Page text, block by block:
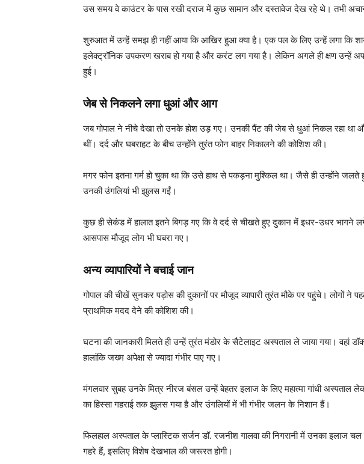
उस समय वे काउंटर के पास रखी दराज में कुछ सामान और दस्तावेज देख रहे थे। तभी
शुरुआत में उन्हें समझ ही नहीं आया कि आखिर हुआ क्या है। एक पल के लिए उन्हें लगा कि
इलेक्ट्रॉनिक उपकरण खराब हो गया है और करंट लग गया है। लेकिन अगले ही क्षण उन्हें
हुई।
जेब से निकलने लगा धुआं और आग
जब गोपाल ने नीचे देखा तो उनके होश उड़ गए। उनकी पैंट की जेब से धुआं निकल रहा था
थीं। दर्द और घबराहट के बीच उन्होंने तुरंत फोन बाहर निकालने की कोशिश की।
मगर फोन इतना गर्म हो चुका था कि उसे हाथ से पकड़ना मुश्किल था। जैसे ही उन्होंने जलते
उनकी उंगलियां भी झुलस गईं।
कुछ ही सेकंड में हालात इतने बिगड़ गए कि वे दर्द से चीखते हुए दुकान में इधर-उधर
आसपास मौजूद लोग भी घबरा गए।
अन्य व्यापारियों ने बचाई जान
गोपाल की चीखें सुनकर पड़ोस की दुकानों पर मौजूद व्यापारी तुरंत मौके पर पहुंचे। लोगों ने
प्राथमिक मदद देने की कोशिश की।
घटना की जानकारी मिलते ही उन्हें तुरंत मंडोर के सैटेलाइट अस्पताल ले जाया गया। वहां
हालांकि जख्म अपेक्षा से ज्यादा गंभीर पाए गए।
मंगलवार सुबह उनके मित्र नीरज बंसल उन्हें बेहतर इलाज के लिए महात्मा गांधी अस्पताल
का हिस्सा गहराई तक झुलस गया है और उंगलियों में भी गंभीर जलन के निशान हैं।
फिलहाल अस्पताल के प्लास्टिक सर्जन डॉ. रजनीश गालवा की निगरानी में उनका इलाज चल
गहरे हैं, इसलिए विशेष देखभाल की जरूरत होगी।